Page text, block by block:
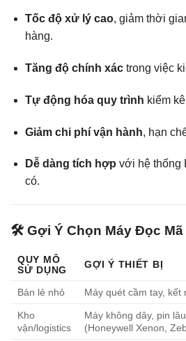
Tốc độ xử lý cao, giảm thời
hàng.
Tăng độ chính xáctrong việc
Tự động hóa quy trình kiểm
Giảm chi phí vận hành, hạn
Dễ dàng tích hợp với hệ thống
có.
🛠️ Gợi Ý Chọn Máy Đọc
QUY MÔ
SỬ DỤNG
GỢI Ý THIẾT BỊ
Bán lẻ nhỏ Máy quét cầm tay, kết
Kho
vận/logistics
Máy không dây, pin
(Honeywell Xenon,